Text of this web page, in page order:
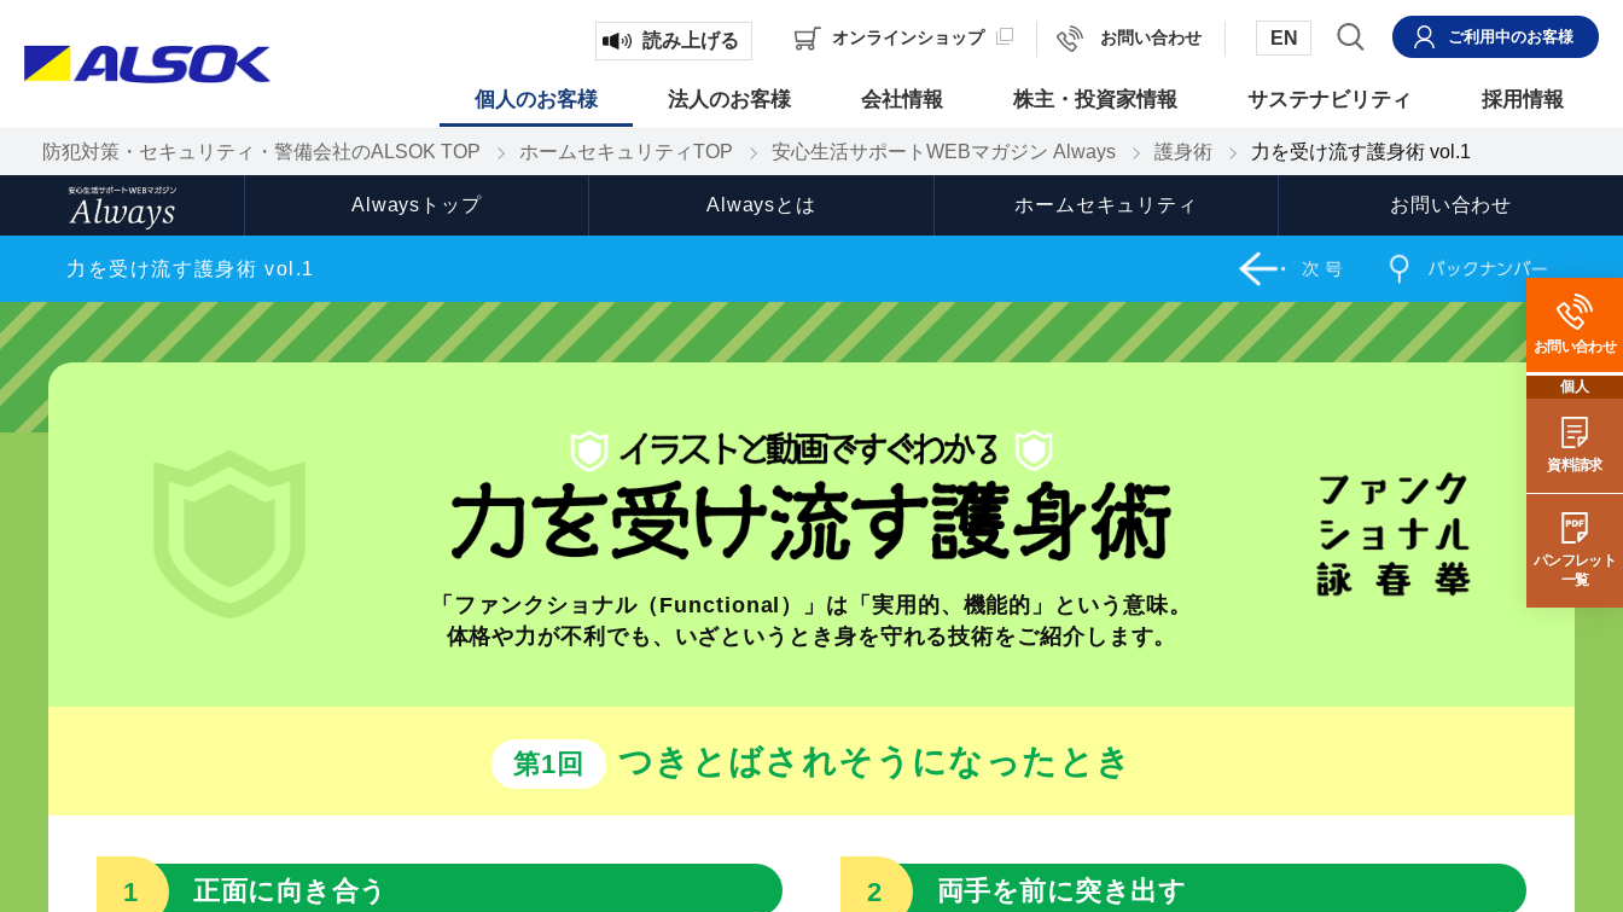
読み上げる オンラインショップ お問い合わせ EN ご利用中のお客様
個人のお客様 法人のお客様 会社情報 株主・投資家情報 サステナビリティ 採用情報
防犯対策・セキュリティ・警備会社のALSOK TOP ホームセキュリティTOP 安心生活サポートWEBマガジン Always 護身術 力を受け流す護身術 vol.1
Alwaysトップ Alwaysとは ホームセキュリティ お問い合わせ
力を受け流す護身術 vol.1
「ファンクショナル（Functional）」は「実用的、機能的」という意味。
体格や力が不利でも、いざというとき身を守れる技術をご紹介します。
第1回 つきとばされそうになったとき
1 正面に向き合う 2 両手を前に突き出す
お問い合わせ
個人
資料請求
パンフレット
一覧